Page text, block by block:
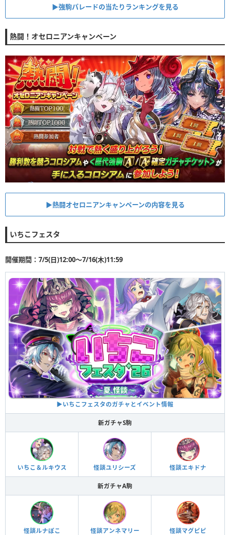
▶︎強駒パレードの当たりランキングを見る
熱闘！オセロニアンキャンペーン
▶︎熱闘オセロニアンキャンペーンの内容を見る
いちこフェスタ
開催期間：7/5(日)12:00〜7/16(木)11:59
▶︎いちこフェスタのガチャとイベント情報
新ガチャS駒
いちこ＆ルキウス 怪談ユリシーズ 怪談エキドナ
新ガチャA駒
怪談ルナぽこ 怪談アンネマリー 怪談マグピピ